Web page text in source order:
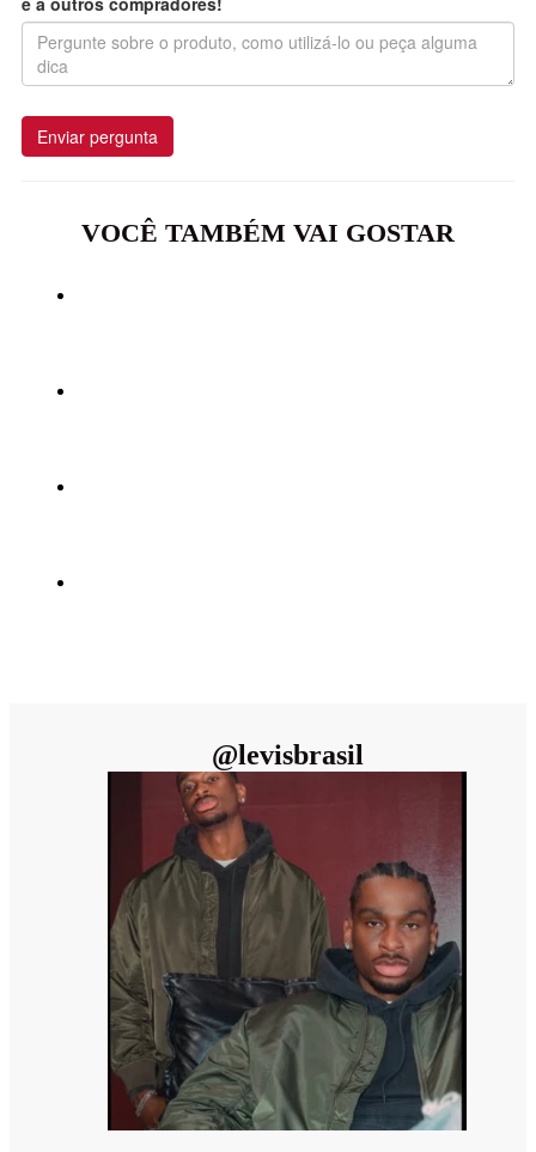
Enviar pergunta
VOCÊ TAMBÉM VAI GOSTAR
@levisbrasil